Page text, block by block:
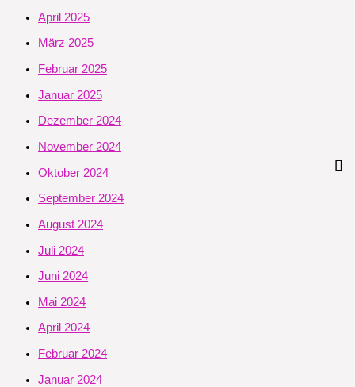
April 2025
März 2025
Februar 2025
Januar 2025
Dezember 2024
November 2024
Oktober 2024
September 2024
August 2024
Juli 2024
Juni 2024
Mai 2024
April 2024
Februar 2024
Januar 2024